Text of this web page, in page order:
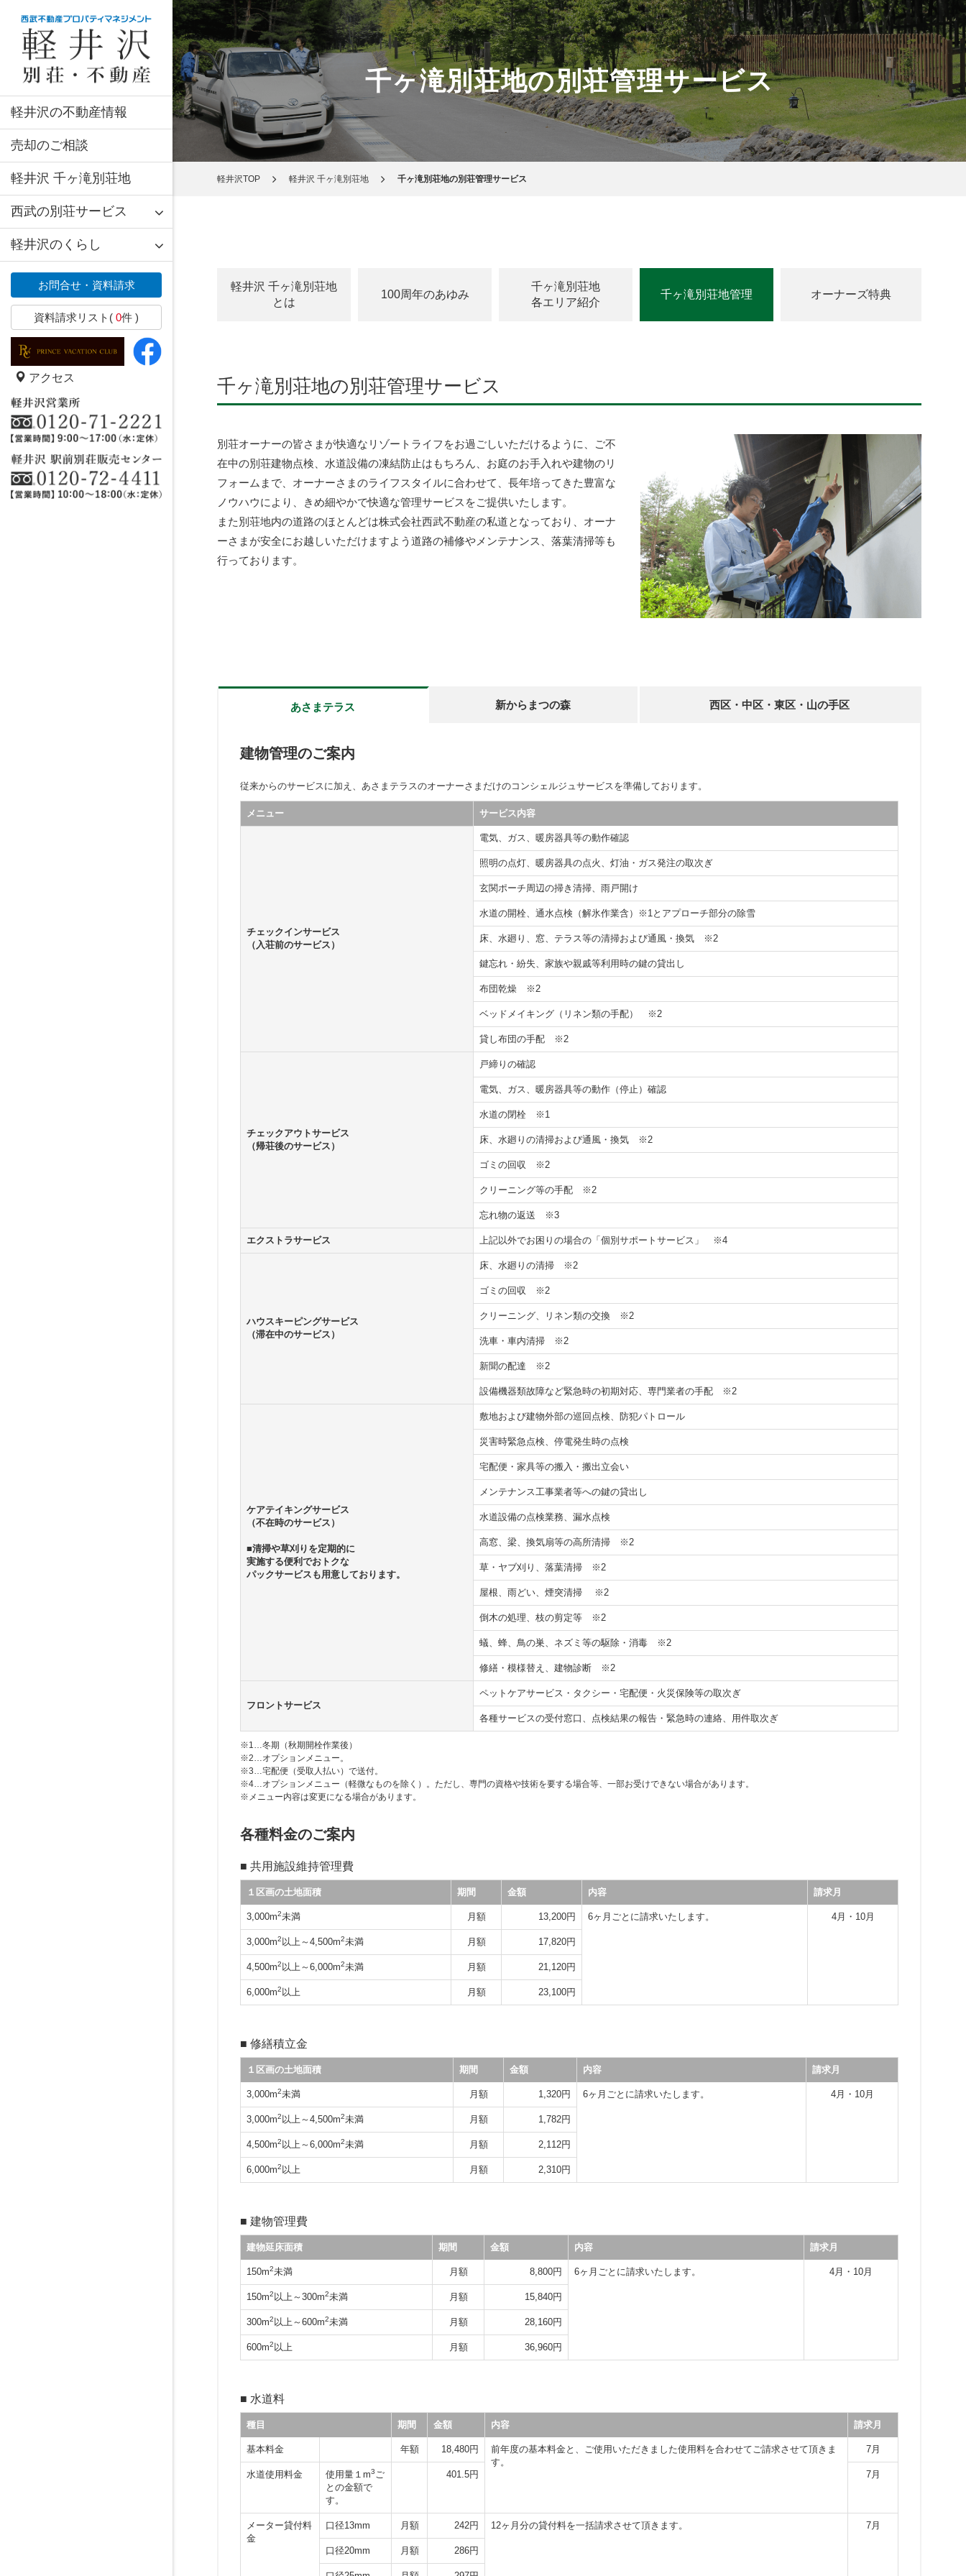
軽井沢の不動産情報
売却のご相談
軽井沢 千ヶ滝別荘地
西武の別荘サービス
軽井沢のくらし
お問合せ・資料請求
資料請求リスト( 0件 )
アクセス
千ヶ滝別荘地の別荘管理サービス
軽井沢TOP 軽井沢 千ヶ滝別荘地 千ヶ滝別荘地の別荘管理サービス
軽井沢 千ヶ滝別荘地
とは
100周年のあゆみ
千ヶ滝別荘地
各エリア紹介
千ヶ滝別荘地管理 オーナーズ特典
千ヶ滝別荘地の別荘管理サービス
別荘オーナーの皆さまが快適なリゾートライフをお過ごしいただけるように、ご不
在中の別荘建物点検、水道設備の凍結防止はもちろん、お庭のお手入れや建物のリ
フォームまで、オーナーさまのライフスタイルに合わせて、長年培ってきた豊富な
ノウハウにより、きめ細やかで快適な管理サービスをご提供いたします。
また別荘地内の道路のほとんどは株式会社西武不動産の私道となっており、オーナ
ーさまが安全にお越しいただけますよう道路の補修やメンテナンス、落葉清掃等も
行っております。
あさまテラス
建物管理のご案内
従来からのサービスに加え、あさまテラスのオーナーさまだけのコンシェルジュサービスを準備しております。
メニュー サービス内容
チェックインサービス
（入荘前のサービス）
電気、ガス、暖房器具等の動作確認
照明の点灯、暖房器具の点火、灯油・ガス発注の取次ぎ
玄関ポーチ周辺の掃き清掃、雨戸開け
水道の開栓、通水点検（解氷作業含）※1とアプローチ部分の除雪
床、水廻り、窓、テラス等の清掃および通風・換気 ※2
鍵忘れ・紛失、家族や親戚等利用時の鍵の貸出し
布団乾燥 ※2
ベッドメイキング（リネン類の手配） ※2
貸し布団の手配 ※2
チェックアウトサービス
（帰荘後のサービス）
戸締りの確認
電気、ガス、暖房器具等の動作（停止）確認
水道の閉栓 ※1
床、水廻りの清掃および通風・換気 ※2
ゴミの回収 ※2
クリーニング等の手配 ※2
忘れ物の返送 ※3
エクストラサービス 上記以外でお困りの場合の「個別サポートサービス」 ※4
ハウスキーピングサービス
（滞在中のサービス）
床、水廻りの清掃 ※2
ゴミの回収 ※2
クリーニング、リネン類の交換 ※2
洗車・車内清掃 ※2
新聞の配達 ※2
設備機器類故障など緊急時の初期対応、専門業者の手配 ※2
ケアテイキングサービス
（不在時のサービス）
■清掃や草刈りを定期的に
実施する便利でおトクな
パックサービスも用意しております。
敷地および建物外部の巡回点検、防犯パトロール
災害時緊急点検、停電発生時の点検
宅配便・家具等の搬入・搬出立会い
メンテナンス工事業者等への鍵の貸出し
水道設備の点検業務、漏水点検
高窓、梁、換気扇等の高所清掃 ※2
草・ヤブ刈り、落葉清掃 ※2
屋根、雨どい、煙突清掃 ※2
倒木の処理、枝の剪定等 ※2
蟻、蜂、鳥の巣、ネズミ等の駆除・消毒 ※2
修繕・模様替え、建物診断 ※2
フロントサービス
ペットケアサービス・タクシー・宅配便・火災保険等の取次ぎ
各種サービスの受付窓口、点検結果の報告・緊急時の連絡、用件取次ぎ
※1…冬期（秋期開栓作業後）
※2…オプションメニュー。
※3…宅配便（受取人払い）で送付。
※4…オプションメニュー（軽微なものを除く）。ただし、専門の資格や技術を要する場合等、一部お受けできない場合があります。
※メニュー内容は変更になる場合があります。
各種料金のご案内
■ 共用施設維持管理費
１区画の土地面積 期間 金額 内容 請求月
3,000m2未満 月額 13,200円 6ヶ月ごとに請求いたします。 4月・10月
3,000m2以上～4,500m2未満 月額 17,820円
4,500m2以上～6,000m2未満 月額 21,120円
6,000m2以上 月額 23,100円
■ 修繕積立金
１区画の土地面積 期間 金額 内容 請求月
3,000m2未満 月額 1,320円 6ヶ月ごとに請求いたします。 4月・10月
3,000m2以上～4,500m2未満 月額 1,782円
4,500m2以上～6,000m2未満 月額 2,112円
6,000m2以上 月額 2,310円
■ 建物管理費
建物延床面積 期間 金額 内容 請求月
150m2未満 月額 8,800円 6ヶ月ごとに請求いたします。 4月・10月
150m2以上～300m2未満 月額 15,840円
300m2以上～600m2未満 月額 28,160円
600m2以上 月額 36,960円
■ 水道料
種目 期間 金額 内容 請求月
基本料金 年額 18,480円
前年度の基本料金と、ご使用いただきました使用料を合わせてご請求させて頂きま
す。
7月
水道使用料金 使用量１m3 ご
との金額で
す。
401.5円 7月
メーター貸付料
金
口径13mm 月額 242円 12ヶ月分の貸付料を一括請求させて頂きます。 7月
口径20mm 月額 286円
新からまつの森 西区・中区・東区・山の手区